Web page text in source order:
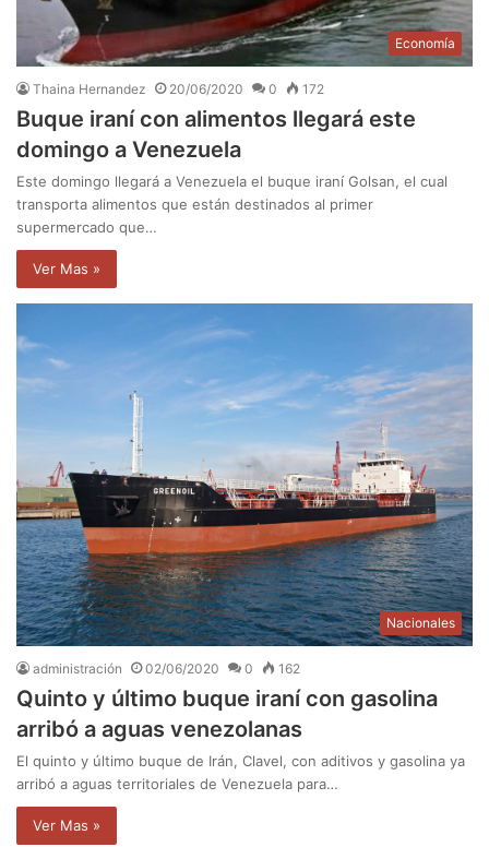
Economía
Thaina Hernandez 20/06/2020 0 172
Buque iraní con alimentos llegará este
domingo a Venezuela
Este domingo llegará a Venezuela el buque iraní Golsan, el cual
transporta alimentos que están destinados al primer
supermercado que…
Ver Mas »
Nacionales
administración 02/06/2020 0 162
Quinto y último buque iraní con gasolina
arribó a aguas venezolanas
El quinto y último buque de Irán, Clavel, con aditivos y gasolina ya
arribó a aguas territoriales de Venezuela para…
Ver Mas »